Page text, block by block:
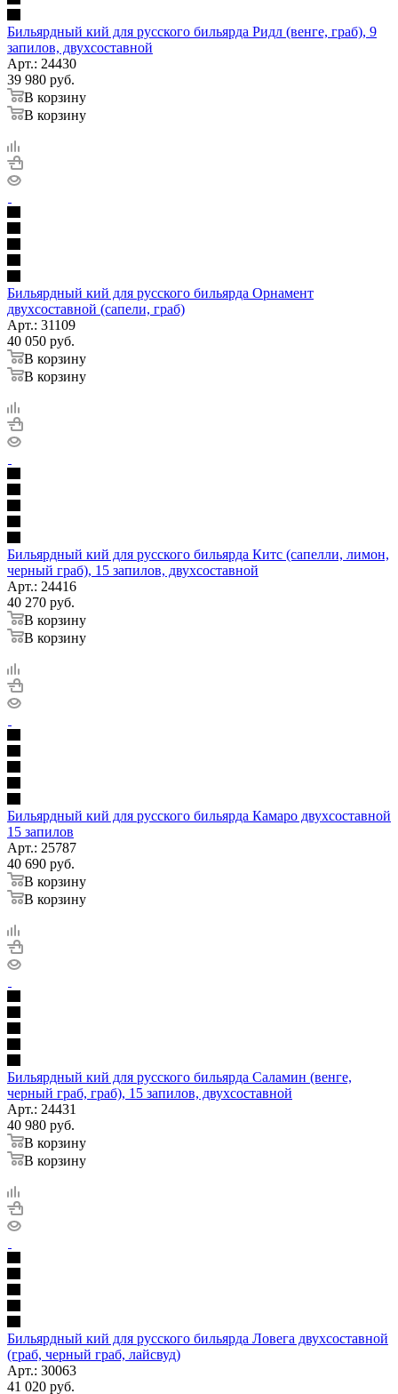
Бильярдный кий для русского бильярда Ридл (венге, граб), 9
запилов, двухсоставной
Арт.: 24430
39 980 руб.
В корзину
В корзину
Бильярдный кий для русского бильярда Орнамент
двухсоставной (сапели, граб)
Арт.: 31109
40 050 руб.
В корзину
В корзину
Бильярдный кий для русского бильярда Китс (сапелли, лимон,
черный граб), 15 запилов, двухсоставной
Арт.: 24416
40 270 руб.
В корзину
В корзину
Бильярдный кий для русского бильярда Камаро двухсоставной
15 запилов
Арт.: 25787
40 690 руб.
В корзину
В корзину
Бильярдный кий для русского бильярда Саламин (венге,
черный граб, граб), 15 запилов, двухсоставной
Арт.: 24431
40 980 руб.
В корзину
В корзину
Бильярдный кий для русского бильярда Ловега двухсоставной
(граб, черный граб, лайсвуд)
Арт.: 30063
41 020 руб.